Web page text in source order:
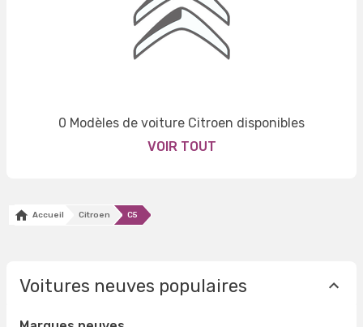
0 Modèles de voiture Citroen disponibles
VOIR TOUT
Accueil Citroen C5
Voitures neuves populaires